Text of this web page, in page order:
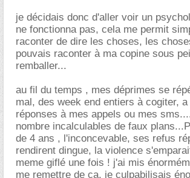
je décidais donc d'aller voir un
ne fonctionna pas, cela me permit
raconter de dire les choses, les
pouvais raconter à ma copine sous
remballer...
au fil du temps , mes déprimes se
mal, des week end entiers à cogiter,
réponses à mes appels ou mes
nombre incalculables de faux
de 4 ans , l'inconcevable, ses refus
rendirent dingue, la violence
meme giflé une fois ! j'ai mis
me remettre de ça, je culpabilisais